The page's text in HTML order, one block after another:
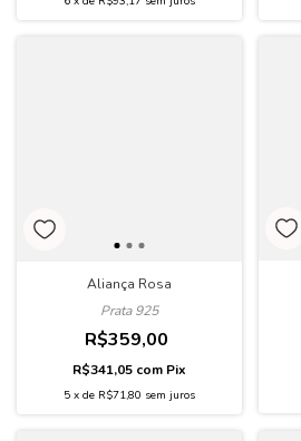
Aliança Rosa
Prata 925
R$359,00
R$341,05 com Pix
5 x de R$71,80 sem juros